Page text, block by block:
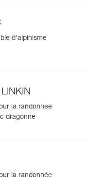
d'alpinisme
la randonnée
dragonne
la randonnée